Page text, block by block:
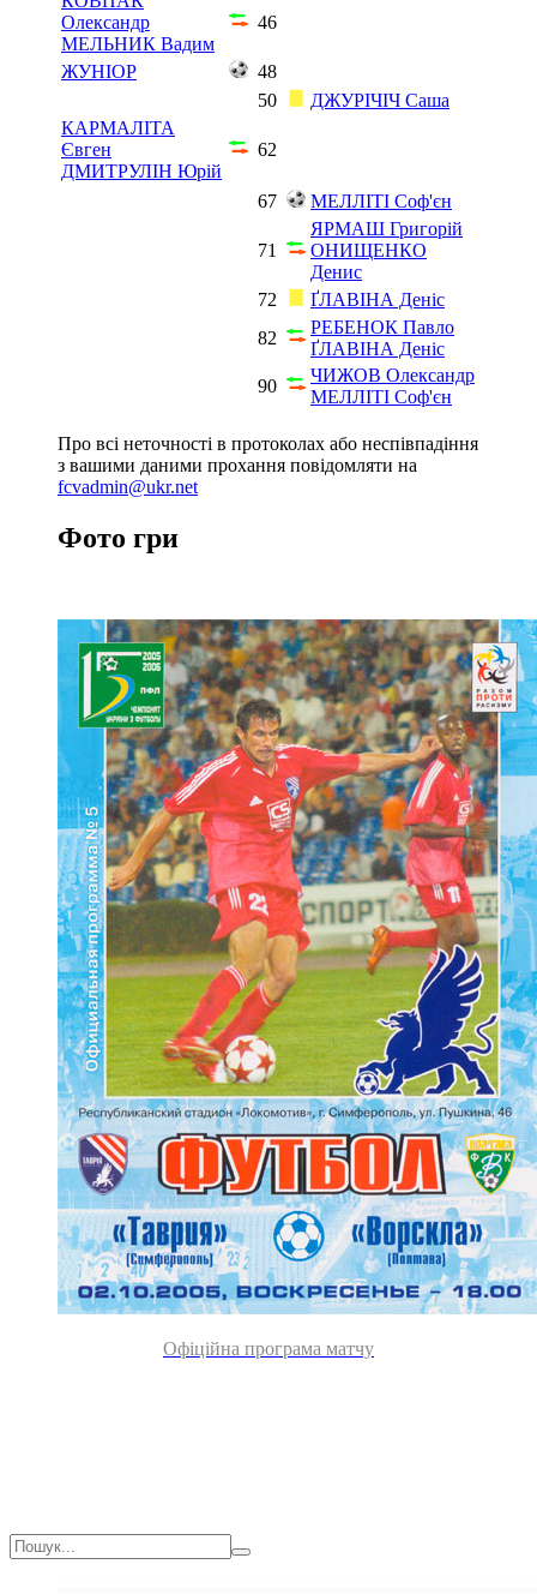
Олександр
МЕЛЬНИК Вадим
46
ЖУНІОР
48
50
ДЖУРІЧІЧ Саша
КАРМАЛІТА
Євген
ДМИТРУЛІН Юрій
62
67 МЕЛЛІТІ Соф'єн
71
ЯРМАШ Григорій
ОНИЩЕНКО
Денис
72
ҐЛАВІНА Деніс
82
РЕБЕНОК Павло
ҐЛАВІНА Деніс
90
ЧИЖОВ Олександр
МЕЛЛІТІ Соф'єн
Про всі неточності в протоколах або неспівпадіння
з вашими даними прохання повідомляти на
fcvadmin@ukr.net
Фото гри
Офіційна програма матчу